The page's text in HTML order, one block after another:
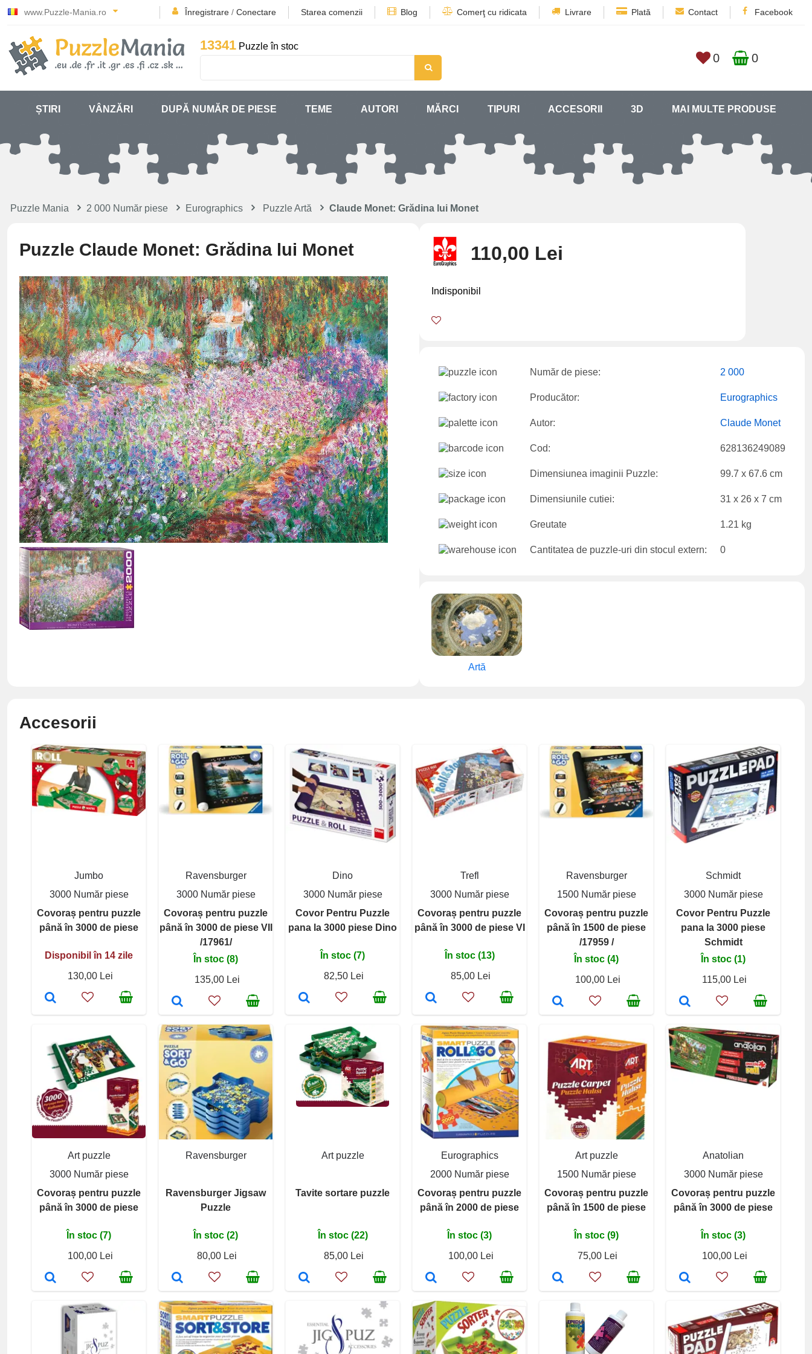
www.Puzzle-Mania.ro Înregistrare / Conectare Starea comenzii Blog Comerţ cu ridicata Livrare Plată Contact Facebook
13341 Puzzle în stoc
0 0
ȘTIRI VÂNZĂRI DUPĂ NUMĂR DE PIESE TEME AUTORI MĂRCI TIPURI ACCESORII 3D MAI MULTE PRODUSE
Puzzle Mania 2 000 Număr piese Eurographics Puzzle Artă Claude Monet: Grădina lui Monet
Puzzle Claude Monet: Grădina lui Monet 110,00 Lei
Indisponibil
Număr de piese: 2 000
Producător: Eurographics
Autor: Claude Monet
Cod: 628136249089
Dimensiunea imaginii Puzzle: 99.7 x 67.6 cm
Dimensiunile cutiei: 31 x 26 x 7 cm
Greutate 1.21 kg
Cantitatea de puzzle-uri din stocul extern: 0
Artă
Accesorii
Jumbo
3000 Număr piese
Covoraș pentru puzzle
până în 3000 de piese
Disponibil în 14 zile
130,00 Lei
Ravensburger
3000 Număr piese
Covoraș pentru puzzle
până în 3000 de piese VII
/17961/
În stoc (8)
135,00 Lei
Dino
3000 Număr piese
Covor Pentru Puzzle
pana la 3000 piese Dino
În stoc (7)
82,50 Lei
Trefl
3000 Număr piese
Covoraș pentru puzzle
până în 3000 de piese VI
În stoc (13)
85,00 Lei
Ravensburger
1500 Număr piese
Covoraș pentru puzzle
până în 1500 de piese
/17959 /
În stoc (4)
100,00 Lei
Schmidt
3000 Număr piese
Covor Pentru Puzzle
pana la 3000 piese
Schmidt
În stoc (1)
115,00 Lei
Art puzzle
3000 Număr piese
Covoraș pentru puzzle
până în 3000 de piese
În stoc (7)
100,00 Lei
Ravensburger
Ravensburger Jigsaw
Puzzle
În stoc (2)
80,00 Lei
Art puzzle
Tavite sortare puzzle
În stoc (22)
85,00 Lei
Eurographics
2000 Număr piese
Covoraș pentru puzzle
până în 2000 de piese
În stoc (3)
100,00 Lei
Art puzzle
1500 Număr piese
Covoraș pentru puzzle
până în 1500 de piese
În stoc (9)
75,00 Lei
Anatolian
3000 Număr piese
Covoraș pentru puzzle
până în 3000 de piese
În stoc (3)
100,00 Lei